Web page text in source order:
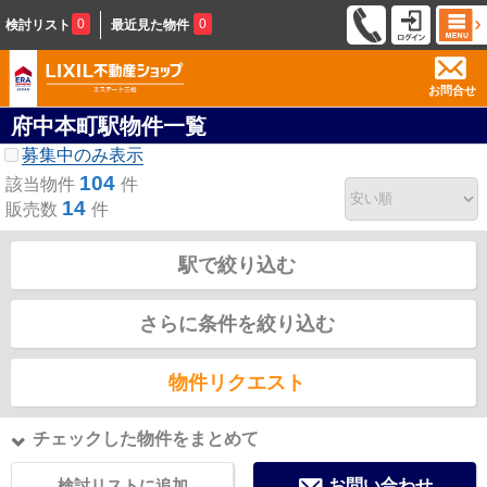
検討リスト 0 最近見た物件 0
お問合せ
府中本町駅物件一覧
募集中のみ表示
該当物件 104 件
販売数 14 件
駅で絞り込む
さらに条件を絞り込む
物件リクエスト
チェックした物件をまとめて